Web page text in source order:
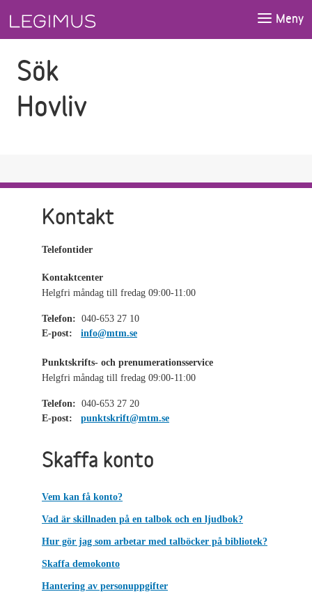
Meny
Sök
Hovliv
Kontakt
Telefontider
Kontaktcenter
Helgfri måndag till fredag 09:00-11:00
Telefon: 040-653 27 10
E-post:
info@mtm.se
Punktskrifts- och prenumerationsservice
Helgfri måndag till fredag 09:00-11:00
Telefon: 040-653 27 20
E-post:
punktskrift@mtm.se
Skaffa konto
Vem kan få konto?
Vad är skillnaden på en talbok och en ljudbok?
Hur gör jag som arbetar med talböcker på bibliotek?
Skaffa demokonto
Hantering av personuppgifter